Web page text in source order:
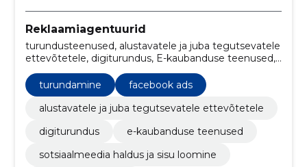
Reklaamiagentuurid
turundusteenused, alustavatele ja juba tegutsevatele
ettevõtetele, digiturundus, E-kaubanduse teenused,
Haldus, Turunduseelarve Loomine ja Haldamine,
Reklaamkampaaniate Seadistamine, Haldus ja
Analüüs, E-poe Haldus, Google Analyticsi ja Google
turundamine
facebook ads
alustavatele ja juba tegutsevatele ettevõtetele
digiturundus
e-kaubanduse teenused
sotsiaalmeedia haldus ja sisu loomine